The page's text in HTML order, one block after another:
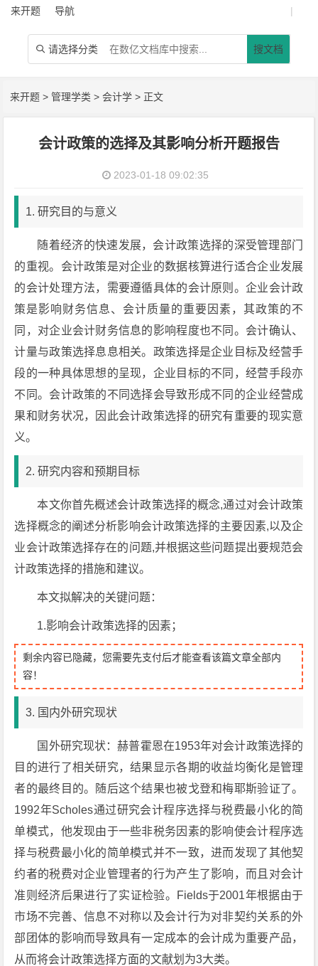
来开题 导航 |
 请选择分类 搜文档
来开题 >管理学类 >会计学 > 正文
会计政策的选择及其影响分析开题报告
2023-01-18 09:02:35
1. 研究目的与意义
随着经济的快速发展，会计政策选择的深受管理部门
的重视。会计政策是对企业的数据核算进行适合企业发展
的会计处理方法，需要遵循具体的会计原则。企业会计政
策是影响财务信息、会计质量的重要因素，其政策的不
同，对企业会计财务信息的影响程度也不同。会计确认、
计量与政策选择息息相关。政策选择是企业目标及经营手
段的一种具体思想的呈现，企业目标的不同，经营手段亦
不同。会计政策的不同选择会导致形成不同的企业经营成
果和财务状况，因此会计政策选择的研究有重要的现实意
义。
2. 研究内容和预期目标
本文你首先概述会计政策选择的概念,通过对会计政策
选择概念的阐述分析影响会计政策选择的主要因素,以及企
业会计政策选择存在的问题,并根据这些问题提出要规范会
计政策选择的措施和建议。
本文拟解决的关键问题：
1.影响会计政策选择的因素；
剩余内容已隐藏，您需要先支付后才能查看该篇文章全部内
容！
3. 国内外研究现状
国外研究现状：赫普霍恩在1953年对会计政策选择的
目的进行了相关研究，结果显示各期的收益均衡化是管理
者的最终目的。随后这个结果也被戈登和梅耶斯验证了。
1992年Scholes通过研究会计程序选择与税费最小化的简
单模式，他发现由于一些非税务因素的影响使会计程序选
择与税费最小化的简单模式并不一致，进而发现了其他契
约者的税费对企业管理者的行为产生了影响，而且对会计
准则经济后果进行了实证检验。Fields于2001年根据由于
市场不完善、信息不对称以及会计行为对非契约关系的外
部团体的影响而导致具有一定成本的会计成为重要产品，
从而将会计政策选择方面的文献划为3大类。